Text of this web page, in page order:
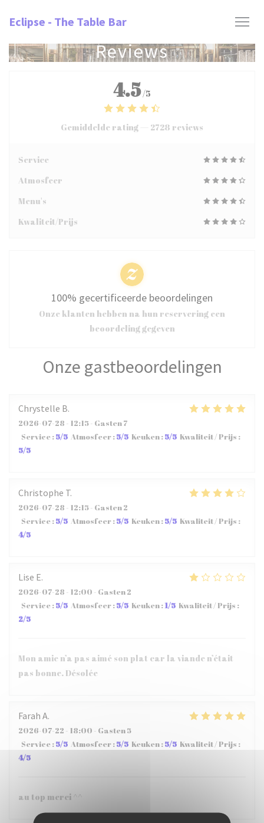
Eclipse - The Table Bar
Reviews
Onze gastbeoordelingen
Chrystelle B
2026-07-28 - 12:15 - Gasten 7
Service :5/5 Atmosfeer:5/5 Keuken:5/5 Kwaliteit / Prijs :
5/5
Christophe T
2026-07-28 - 12:15 - Gasten 2
Service :5/5 Atmosfeer:5/5 Keuken:5/5 Kwaliteit / Prijs :
4/5
Lise E
2026-07-28 - 12:00 - Gasten 2
Service :5/5 Atmosfeer:5/5 Keuken:1/5 Kwaliteit / Prijs :
2/5
Mon amie n’a pas aimé son plat car la viande n’était
pas bonne. Désolée
Farah A
2026-07-22 - 18:00 - Gasten 5
Service :5/5 Atmosfeer:5/5 Keuken:5/5 Kwaliteit / Prijs :
4/5
au top merci ^^
4.5/5
Gemiddelde rating — 2728 reviews
Service
Atmosfeer
Menu's
Kwaliteit/Prijs
100% gecertificeerde beoordelingen
Onze klanten hebben na hun reservering een
beoordeling gegeven